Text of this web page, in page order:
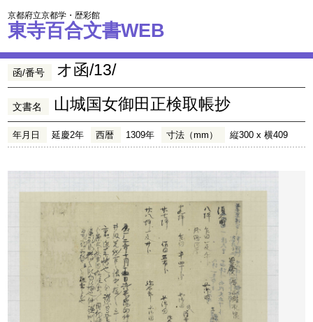
京都府立京都学・歴彩館
東寺百合文書WEB
函/番号 オ函/13/
文書名 山城国女御田正検取帳抄
年月日 延慶2年 西暦 1309年 寸法（mm） 縦300 x 横409